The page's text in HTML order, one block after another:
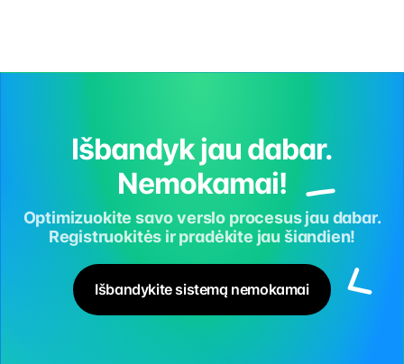
Išbandyk jau dabar.
Nemokamai!
Optimizuokite savo verslo procesus jau dabar.
Registruokitės ir pradėkite jau šiandien!
Išbandykite sistemą nemokamai